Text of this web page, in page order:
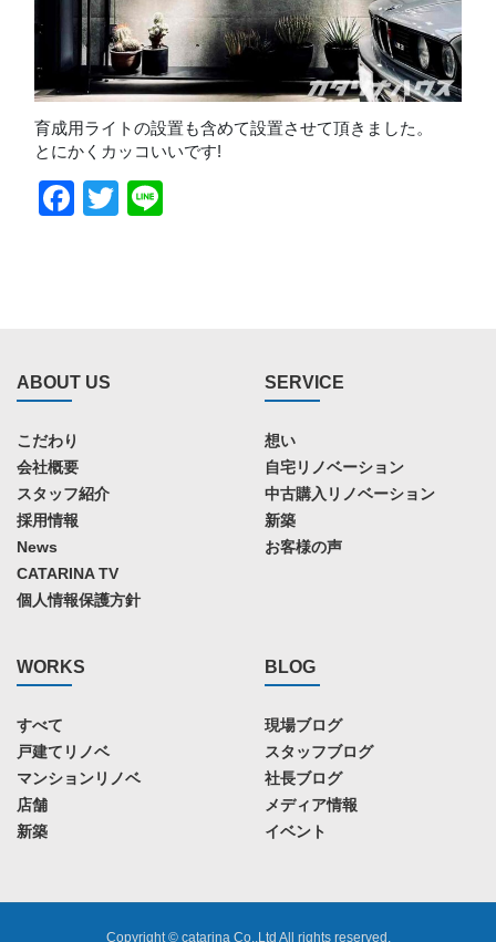
育成用ライトの設置も含めて設置させて頂きました。
とにかくカッコいいです!
Facebook
Twitter
ABOUT US
こだわり
会社概要
スタッフ紹介
採用情報
News
CATARINA TV
個人情報保護方針
SERVICE
想い
自宅リノベーション
中古購入リノベーション
新築
お客様の声
WORKS
すべて
戸建てリノベ
マンションリノベ
店舗
新築
BLOG
現場ブログ
スタッフブログ
社長ブログ
メディア情報
イベント
Copyright © catarina Co.,Ltd All rights reserved.